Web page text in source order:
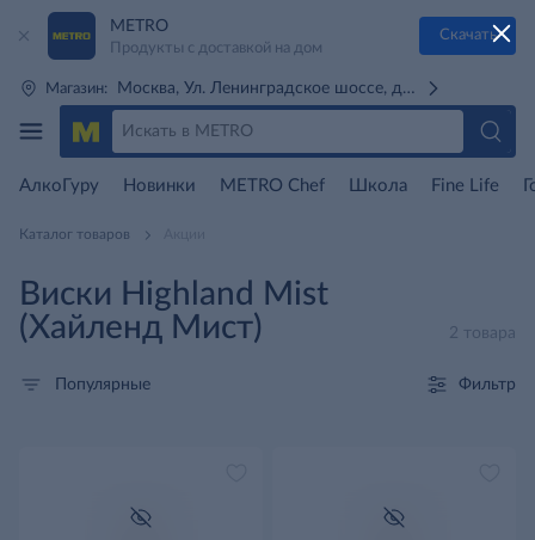
METRO
Продукты с доставкой на дом
Скачать
Магазин: Москва, Ул. Ленинградское шоссе, д. 71Г (м. Речной
АлкоГуру Новинки METRO Chef Школа Fine Life
Каталог товаров
Виски Highland Mist
(Хайленд Мист)
2 товара
Популярные Фильтр